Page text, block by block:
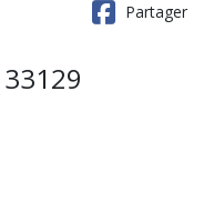
Partager
33129